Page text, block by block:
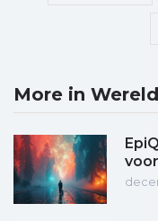
More in Wereld